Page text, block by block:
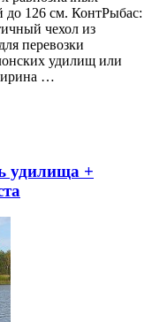
до 126 см. КонтРыбас:
чехол из
перевозки
удилищ или
…
удилища +